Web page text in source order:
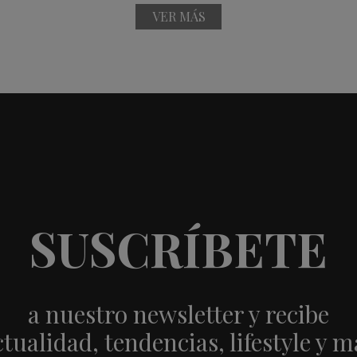
VER MÁS
SUSCRÍBETE
a nuestro newsletter y recibe
tendencias, lifestyle y